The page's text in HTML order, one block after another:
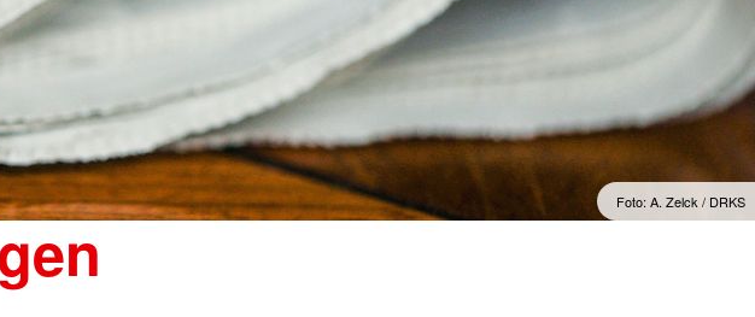
den
und
Kleiderkammern
DRK-Shop
erwachsene Zuwanderer
Gesonderte Beratung und
Betreuung
Foto: A. Zelck / DRKS